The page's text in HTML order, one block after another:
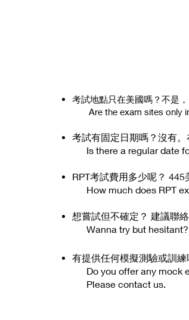
考試地點只在美國嗎？不是
Are the exam sites only in
考試有固定日期嗎？沒有。
Is there a regular date
​RPT考試費用多少呢？ 445
How much does RPT
想嘗試但不確定？ 建議聯
Wanna try but hesitant?
有提供任何模擬測驗或訓
Do you offer any mock
Please contact us.